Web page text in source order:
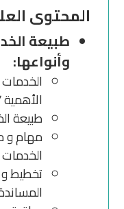
المحتوى
طبيعة
وأنواعها:
طبيعة
مهام و
تخطيط